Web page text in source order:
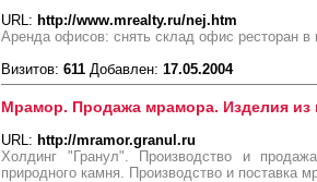
URL: http://www.mrealty.ru/nej.htm
Аренда офисов: снять склад офис ресторан в
Визитов: 611 Добавлен: 17.05.2004
Мрамор. Продажа мрамора. Изделия из
URL: http://mramor.granul.ru
Холдинг "Гранул". Производство и
природного камня. Производство и поставка